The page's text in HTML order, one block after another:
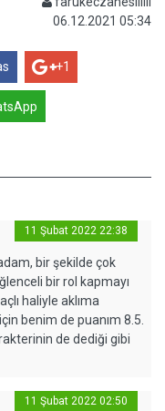
06.12.2021 05:34
+1
11 Şubat 2022 22:38
bir şekilde çok
bir rol kapmayı
haliyle aklıma
benim de puanım 8.5.
de dediği gibi
11 Şubat 2022 02:50